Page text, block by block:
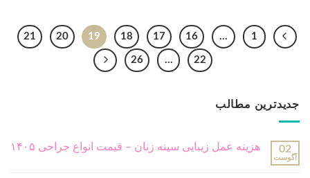
1
…
16
17
18
19
20
21
22
…
26
جدیدترین مطالب
02
آگوست
هزینه عمل زیبایی سینه زنان – قیمت انواع جراحی ۱۴۰۵